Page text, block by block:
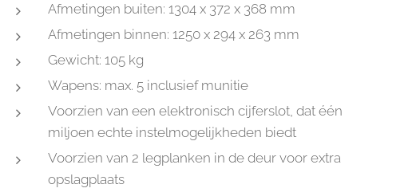
Afmetingen buiten: 1304 x 372 x 368 mm
Afmetingen binnen: 1250 x 294 x 263 mm
Gewicht: 105 kg
Wapens: max. 5 inclusief munitie
Voorzien van een elektronisch cijferslot, dat één
miljoen echte instelmogelijkheden biedt
Voorzien van 2 legplanken in de deur voor extra
opslagplaats